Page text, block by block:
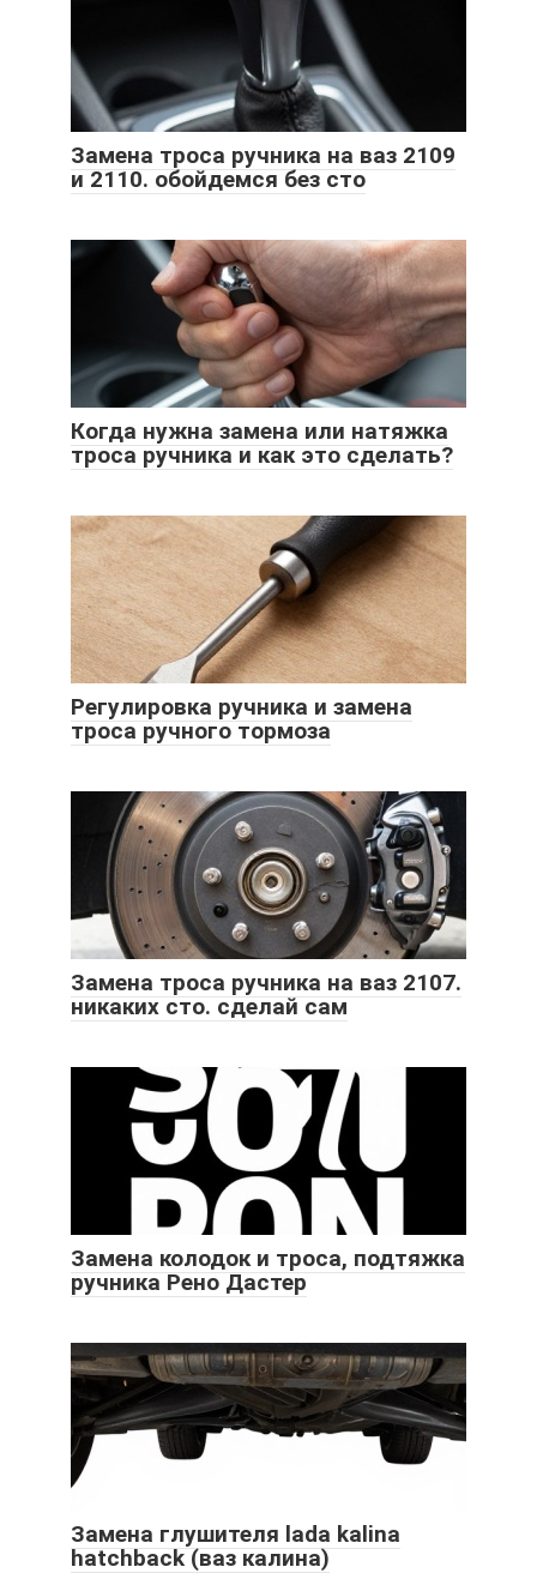
Замена троса ручника на ваз 2109
и 2110. обойдемся без сто
Когда нужна замена или натяжка
троса ручника и как это сделать?
Регулировка ручника и замена
троса ручного тормоза
Замена троса ручника на ваз 2107.
никаких сто. сделай сам
Замена колодок и троса, подтяжка
ручника Рено Дастер
Замена глушителя lada kalina
hatchback (ваз калина)